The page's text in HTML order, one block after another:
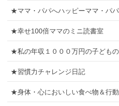
★ママ・パパへハッピーママ・パ
★幸せ100倍ママのミニ読書室
★私の年収１０００万円の子ども
★習慣力チャレンジ日記
★身体・心においしい食べ物＆行動